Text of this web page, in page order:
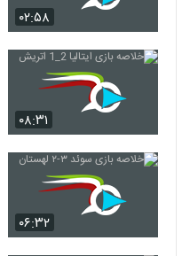
۰۲:۵۸
۰۸:۳۱
۰۶:۳۲